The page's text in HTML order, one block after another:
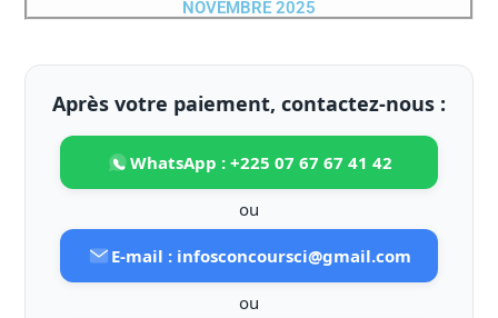
NOVEMBRE 2025
Après votre paiement, contactez-nous :
WhatsApp : +225 07 67 67 41 42
ou
E-mail : infosconcoursci@gmail.com
ou